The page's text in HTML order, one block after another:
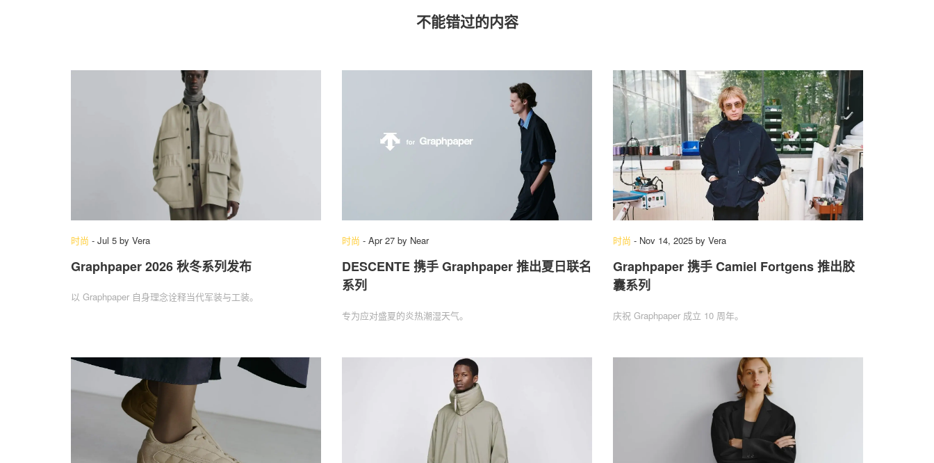
不能错过的内容
时尚 - Jul 5 by Vera
Graphpaper 2026 秋冬系列发布
以 Graphpaper 自身理念诠释当代军装与工装。
时尚 - Apr 27 by Near
DESCENTE 携手 Graphpaper 推出夏日联名
系列
专为应对盛夏的炎热潮湿天气。
时尚 - Nov 14, 2025 by Vera
Graphpaper 携手 Camiel Fortgens 推出胶
囊系列
庆祝 Graphpaper 成立 10 周年。